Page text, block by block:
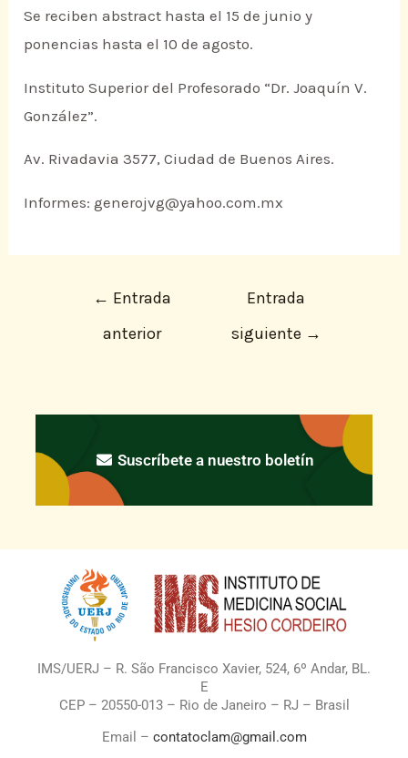
Se reciben abstract hasta el 15 de junio y
ponencias hasta el 10 de agosto.
Instituto Superior del Profesorado “Dr. Joaquín V.
González”.
Av. Rivadavia 3577, Ciudad de Buenos Aires.
Informes: generojvg@yahoo.com.mx
← Entrada
anterior
Entrada
siguiente →
Suscríbete a nuestro boletín
IMS/UERJ – R. São Francisco Xavier, 524, 6º Andar, BL.
E
CEP – 20550-013 – Rio de Janeiro – RJ – Brasil
Email – contatoclam@gmail.com